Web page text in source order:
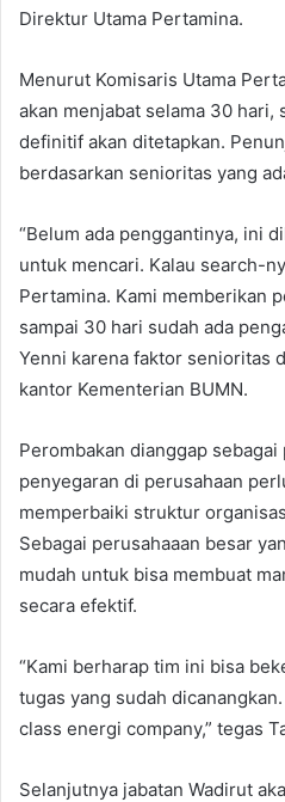
Direktur Utama Pertamina.
Menurut Komisaris Utama
akan menjabat selama 30 hari,
definitif akan ditetapkan.
berdasarkan senioritas yang
“Belum ada penggantinya, ini
untuk mencari. Kalau search-
Pertamina. Kami memberikan
sampai 30 hari sudah ada
Yenni karena faktor senioritas
kantor Kementerian BUMN.
Perombakan dianggap sebagai
penyegaran di perusahaan
memperbaiki struktur
Sebagai perusahaaan besar
mudah untuk bisa membuat
secara efektif.
“Kami berharap tim ini bisa
tugas yang sudah
class energi company,” tegas
Selanjutnya jabatan Wadirut